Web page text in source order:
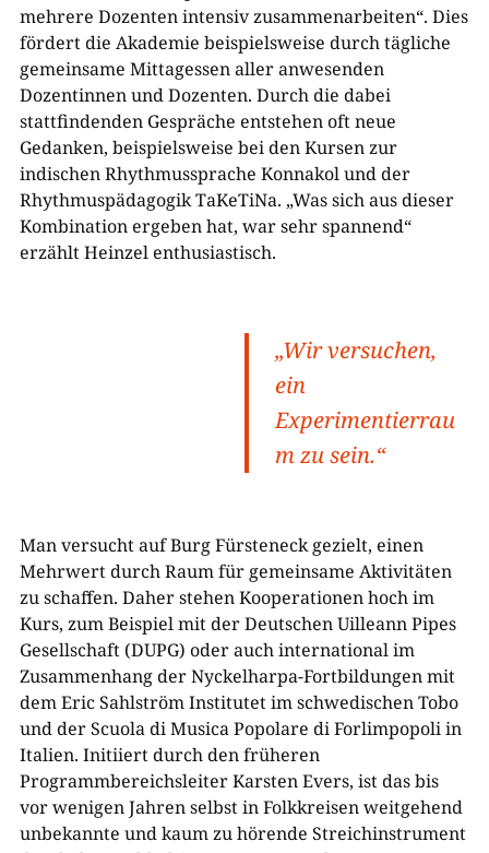
mehrere Dozenten intensiv zusammenarbeiten“. Dies
fördert die Akademie beispielsweise durch tägliche
gemeinsame Mittagessen aller anwesenden
Dozentinnen und Dozenten. Durch die dabei
stattfindenden Gespräche entstehen oft neue
Gedanken, beispielsweise bei den Kursen zur
indischen Rhythmussprache Konnakol und der
Rhythmuspädagogik TaKeTiNa. „Was sich aus dieser
Kombination ergeben hat, war sehr spannend“
erzählt Heinzel enthusiastisch.
„Wir versuchen,
ein
Experimentierrau
m zu sein.“
Man versucht auf Burg Fürsteneck gezielt, einen
Mehrwert durch Raum für gemeinsame Aktivitäten
zu schaffen. Daher stehen Kooperationen hoch im
Kurs, zum Beispiel mit der Deutschen Uilleann Pipes
Gesellschaft (DUPG) oder auch international im
Zusammenhang der Nyckelharpa-Fortbildungen mit
dem Eric Sahlström Institutet im schwedischen Tobo
und der Scuola di Musica Popolare di Forlimpopoli in
Italien. Initiiert durch den früheren
Programmbereichsleiter Karsten Evers, ist das bis
vor wenigen Jahren selbst in Folkkreisen weitgehend
unbekannte und kaum zu hörende Streichinstrument